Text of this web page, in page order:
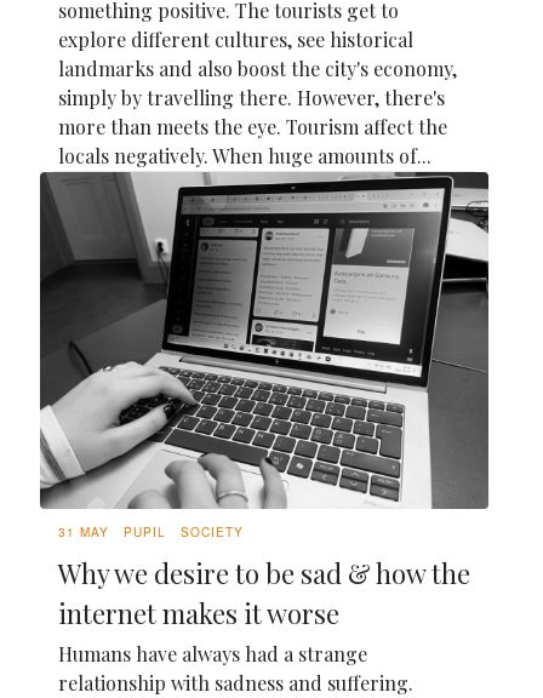
something positive. The tourists get to
explore different cultures, see historical
landmarks and also boost the city's economy,
simply by travelling there. However, there's
more than meets the eye. Tourism affect the
locals negatively. When huge amounts of...
31 MAY PUPIL SOCIETY
Why we desire to be sad & how the
internet makes it worse
Humans have always had a strange
relationship with sadness and suffering.